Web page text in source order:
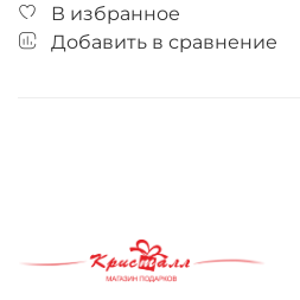
В избранное
Добавить в сравнение